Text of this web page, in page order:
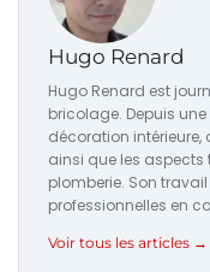
Hugo Renard
Hugo Renard est
bricolage. Depuis
décoration intérieure,
ainsi que les aspects
plomberie. Son
professionnelles en
Voir tous les articles →